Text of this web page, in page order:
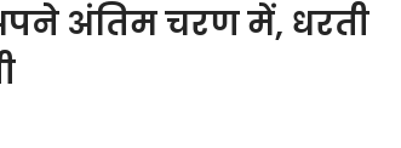
अंतिम चरण में, धरती